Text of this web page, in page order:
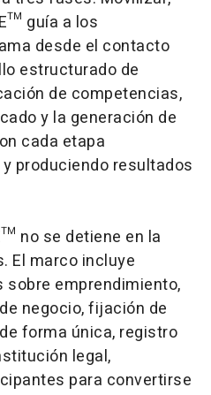
guía a los
desde el contacto
estructurado de
de competencias,
y la generación de
cada etapa
produciendo resultados
no se detiene en la
El marco incluye
emprendimiento,
negocio, fijación de
forma única, registro
legal,
para convertirse